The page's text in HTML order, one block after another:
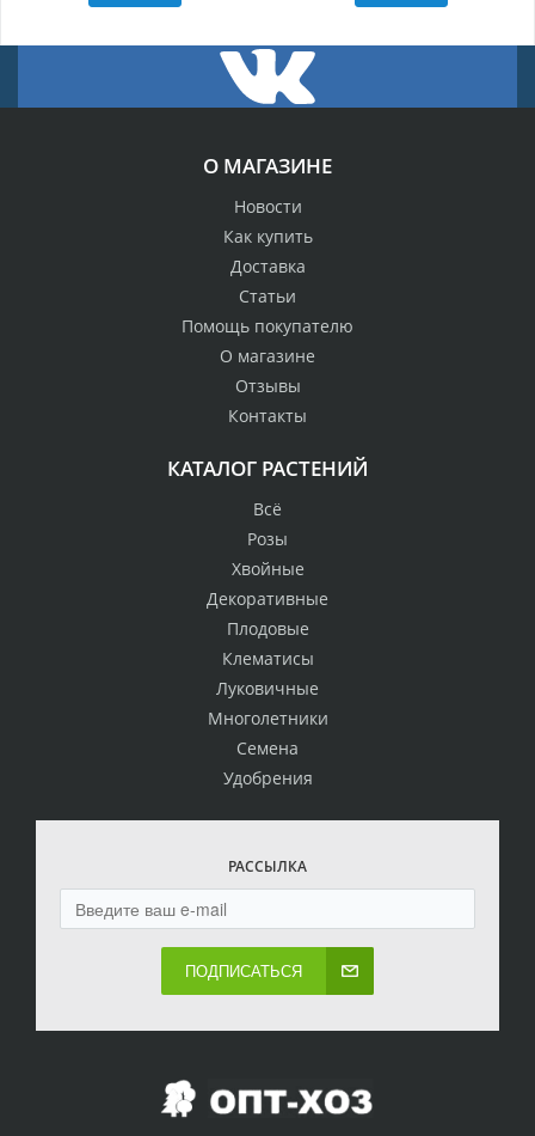
О МАГАЗИНЕ
Новости
Как купить
Доставка
Статьи
Помощь покупателю
О магазине
Отзывы
Контакты
КАТАЛОГ РАСТЕНИЙ
Всё
Розы
Хвойные
Декоративные
Плодовые
Клематисы
Луковичные
Многолетники
Семена
Удобрения
РАССЫЛКА
ПОДПИСАТЬСЯ